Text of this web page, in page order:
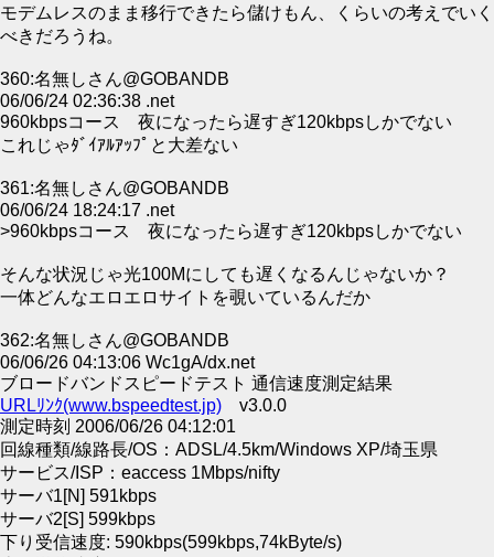
モデムレスのまま移行できたら儲けもん、くらいの考えでいく
べきだろうね。
360:名無しさん@GOBANDB
06/06/24 02:36:38 .net
960kbpsコース 夜になったら遅すぎ120kbpsしかでない
これじゃﾀﾞｲｱﾙｱｯﾌﾟと大差ない
361:名無しさん@GOBANDB
06/06/24 18:24:17 .net
>960kbpsコース 夜になったら遅すぎ120kbpsしかでない
そんな状況じゃ光100Mにしても遅くなるんじゃないか？
一体どんなエロエロサイトを覗いているんだか
362:名無しさん@GOBANDB
06/06/26 04:13:06 Wc1gA/dx.net
ブロードバンドスピードテスト 通信速度測定結果
URLﾘﾝｸ(www.bspeedtest.jp) v3.0.0
測定時刻 2006/06/26 04:12:01
回線種類/線路長/OS：ADSL/4.5km/Windows XP/埼玉県
サービス/ISP：eaccess 1Mbps/nifty
サーバ1[N] 591kbps
サーバ2[S] 599kbps
下り受信速度: 590kbps(599kbps,74kByte/s)